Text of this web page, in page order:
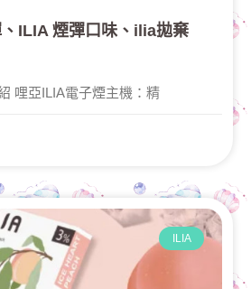
ILIA 煙彈口味、ilia拋棄
哩亞ILIA電子煙主機：精
ILIA